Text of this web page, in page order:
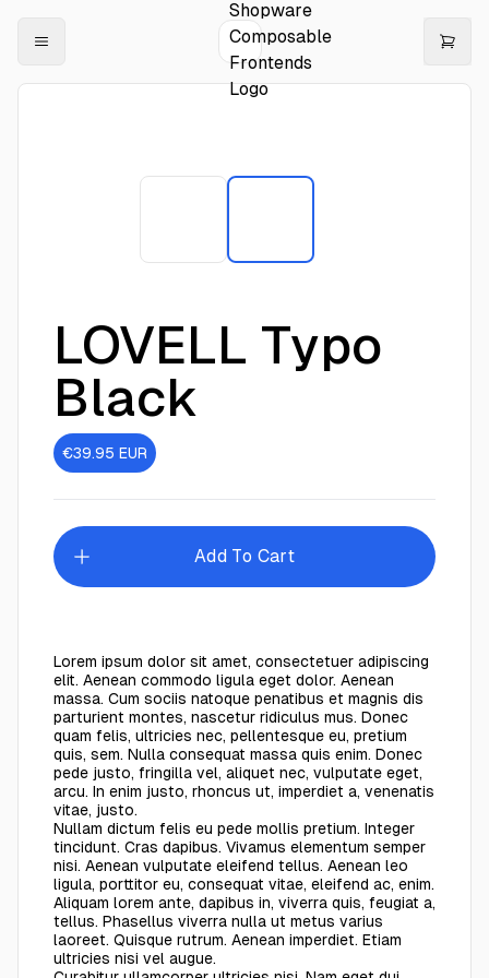
LOVELL Typo
Black
€39.95 EUR
Add To Cart
Lorem ipsum dolor sit amet, consectetuer adipiscing
elit. Aenean commodo ligula eget dolor. Aenean
massa. Cum sociis natoque penatibus et magnis dis
parturient montes, nascetur ridiculus mus. Donec
quam felis, ultricies nec, pellentesque eu, pretium
quis, sem. Nulla consequat massa quis enim. Donec
pede justo, fringilla vel, aliquet nec, vulputate eget,
arcu. In enim justo, rhoncus ut, imperdiet a, venenatis
vitae, justo.
Nullam dictum felis eu pede mollis pretium. Integer
tincidunt. Cras dapibus. Vivamus elementum semper
nisi. Aenean vulputate eleifend tellus. Aenean leo
ligula, porttitor eu, consequat vitae, eleifend ac, enim.
Aliquam lorem ante, dapibus in, viverra quis, feugiat a,
tellus. Phasellus viverra nulla ut metus varius
laoreet. Quisque rutrum. Aenean imperdiet. Etiam
ultricies nisi vel augue.